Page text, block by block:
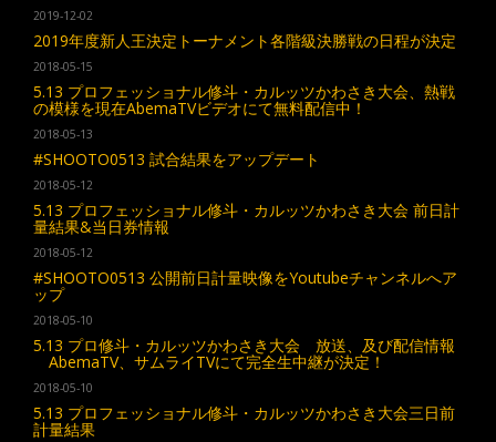
2019-12-02
2019年度新人王決定トーナメント各階級決勝戦の日程が決定
2018-05-15
5.13 プロフェッショナル修斗・カルッツかわさき大会、熱戦
の模様を現在AbemaTVビデオにて無料配信中！
2018-05-13
#SHOOTO0513 試合結果をアップデート
2018-05-12
5.13 プロフェッショナル修斗・カルッツかわさき大会 前日計
量結果&当日券情報
2018-05-12
#SHOOTO0513 公開前日計量映像をYoutubeチャンネルへア
ップ
2018-05-10
5.13 プロ修斗・カルッツかわさき大会 放送、及び配信情報
AbemaTV、サムライTVにて完全生中継が決定！
2018-05-10
5.13 プロフェッショナル修斗・カルッツかわさき大会三日前
計量結果